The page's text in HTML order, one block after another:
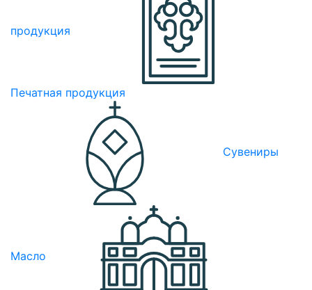
продукция
Печатная продукция
Сувениры
Масло